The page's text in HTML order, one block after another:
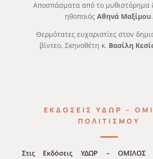
Αποσπάσματα από το μυθιστόρημα
ηθοποιόςΑθηνά Μαξίμου.
Θερμότατες ευχαριστίες στον
βίντεο, Σκηνοθέτη κ. Βασίλη
ΕΚΔΟΣΕΙΣ ΥΔΩΡ –
ΠΟΛΙΤΙΣΜΟΥ
Στις Εκδόσεις ΥΔΩΡ – ΟΜΙΛΟΣ